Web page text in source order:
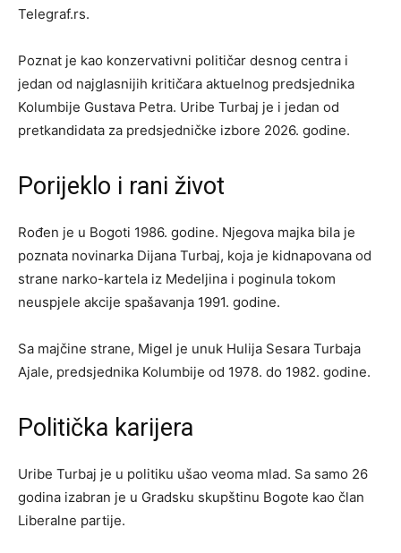
Telegraf.rs.
Poznat je kao konzervativni političar desnog centra i
jedan od najglasnijih kritičara aktuelnog predsjednika
Kolumbije Gustava Petra. Uribe Turbaj je i jedan od
pretkandidata za predsjedničke izbore 2026. godine.
Porijeklo i rani život
Rođen je u Bogoti 1986. godine. Njegova majka bila je
poznata novinarka Dijana Turbaj, koja je kidnapovana od
strane narko-kartela iz Medeljina i poginula tokom
neuspjele akcije spašavanja 1991. godine.
Sa majčine strane, Migel je unuk Hulija Sesara Turbaja
Ajale, predsjednika Kolumbije od 1978. do 1982. godine.
Politička karijera
Uribe Turbaj je u politiku ušao veoma mlad. Sa samo 26
godina izabran je u Gradsku skupštinu Bogote kao član
Liberalne partije.